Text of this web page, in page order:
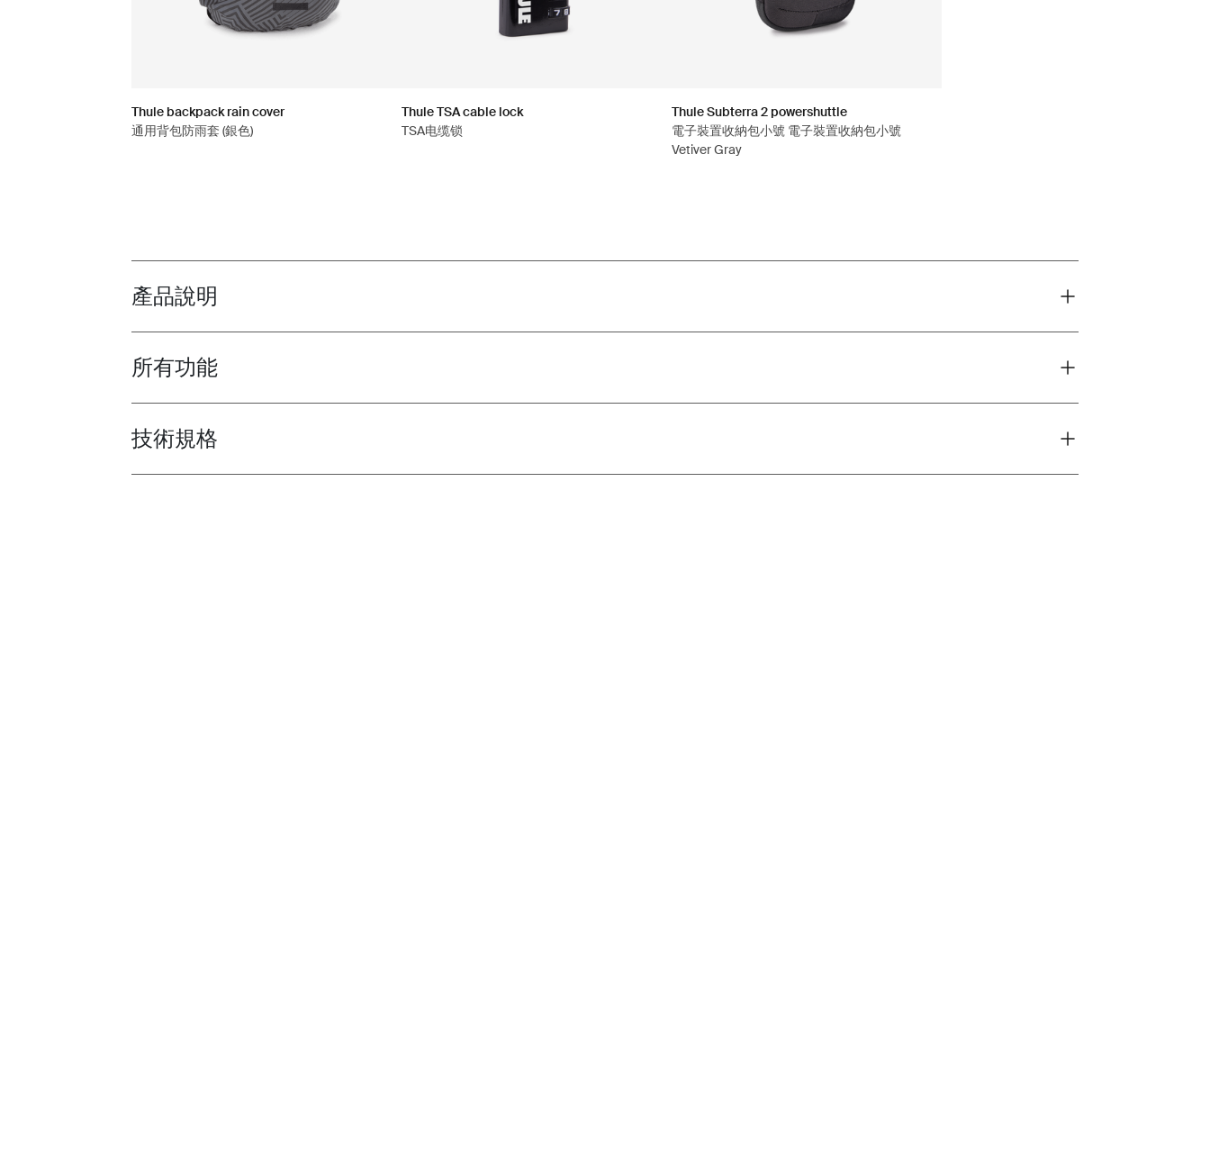
Thule backpack rain cover
通用背包防雨套 (銀色)
Thule TSA cable lock
TSA电缆锁
Thule Subterra 2 powershuttle
電子裝置收納包小號 電子裝置收納包小號
Vetiver Gray
Toggle overview
產品說明
Toggle features
所有功能
Toggle techspec
技術規格